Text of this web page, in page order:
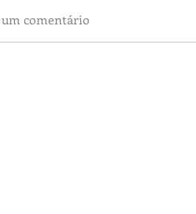
um comentário